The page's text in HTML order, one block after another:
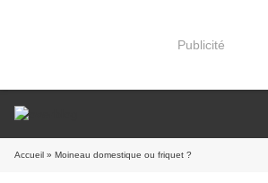
Publicité
Accueil » Moineau domestique ou friquet ?